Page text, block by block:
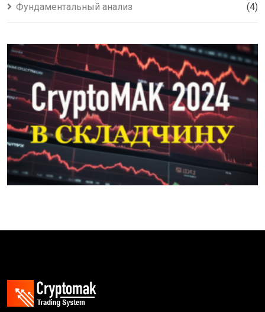
Фундаментальный анализ (4)